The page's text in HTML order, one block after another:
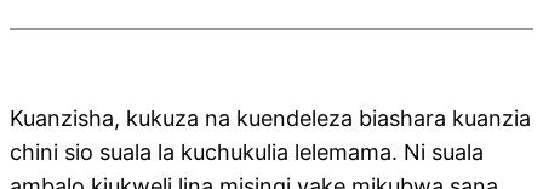
Kuanzisha, kukuza na kuendeleza biashara kuanzia
chini sio suala la kuchukulia lelemama. Ni suala